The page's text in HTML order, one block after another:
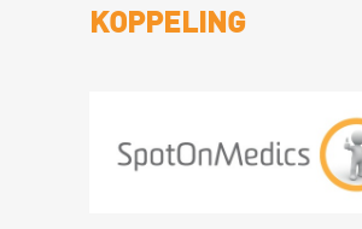
KOPPELING